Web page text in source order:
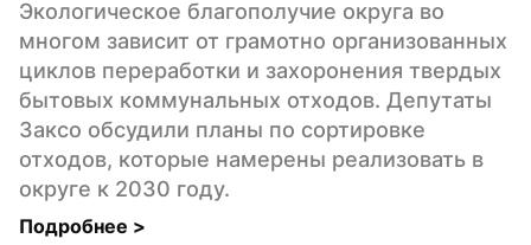
Экологическое благополучие округа во
многом зависит от грамотно организованных
циклов переработки и захоронения твердых
бытовых коммунальных отходов. Депутаты
Заксо обсудили планы по сортировке
отходов, которые намерены реализовать в
округе к 2030 году.
Подробнее >